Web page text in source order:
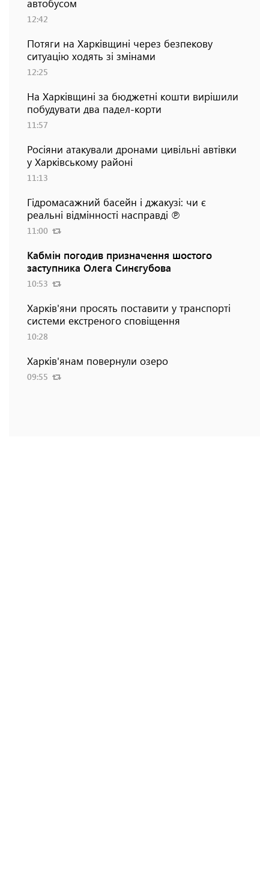
автобусом
12:42
Потяги на Харківщині через безпекову
ситуацію ходять зі змінами
12:25
На Харківщині за бюджетні кошти вирішили
побудувати два падел-корти
11:57
Росіяни атакували дронами цивільні автівки
у Харківському районі
11:13
Гідромасажний басейн і джакузі: чи є
реальні відмінності насправді ℗
11:00
Кабмін погодив призначення шостого
заступника Олега Синєгубова
10:53
Харків'яни просять поставити у транспорті
системи екстреного сповіщення
10:28
Харків'янам повернули озеро
09:55